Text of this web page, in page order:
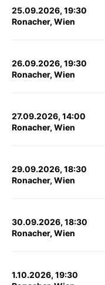
25.09.2026, 19:30
Ronacher, Wien
26.09.2026, 19:30
Ronacher, Wien
27.09.2026, 14:00
Ronacher, Wien
29.09.2026, 18:30
Ronacher, Wien
30.09.2026, 18:30
Ronacher, Wien
1.10.2026, 19:30